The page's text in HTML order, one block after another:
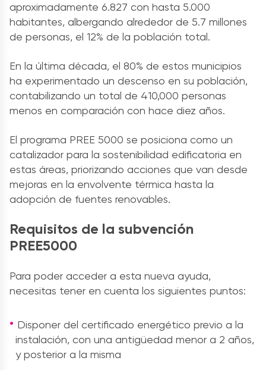
aproximadamente 6.827 con hasta 5.000
habitantes, albergando alrededor de 5.7 millones
de personas, el 12% de la población total.
En la última década, el 80% de estos municipios
ha experimentado un descenso en su población,
contabilizando un total de 410,000 personas
menos en comparación con hace diez años.
El programa PREE 5000 se posiciona como un
catalizador para la sostenibilidad edificatoria en
estas áreas, priorizando acciones que van desde
mejoras en la envolvente térmica hasta la
adopción de fuentes renovables.
Requisitos de la subvención
PREE5000
Para poder acceder a esta nueva ayuda,
necesitas tener en cuenta los siguientes puntos:
Disponer del certificado energético previo a la
instalación, con una antigüedad menor a 2 años,
y posterior a la misma